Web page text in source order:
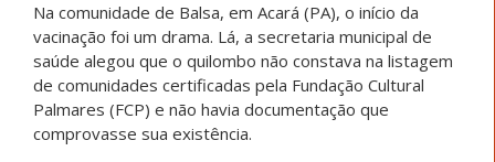
Na comunidade de Balsa, em Acará (PA), o início da
vacinação foi um drama. Lá, a secretaria municipal de
saúde alegou que o quilombo não constava na listagem
de comunidades certificadas pela Fundação Cultural
Palmares (FCP) e não havia documentação que
comprovasse sua existência.